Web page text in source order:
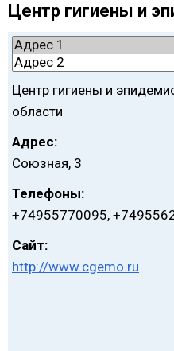
Центр гигиены и
Центр гигиены и
области
Адрес:
Союзная, 3
Телефоны:
+74955770095,
Сайт:
http://www.cgemo.ru